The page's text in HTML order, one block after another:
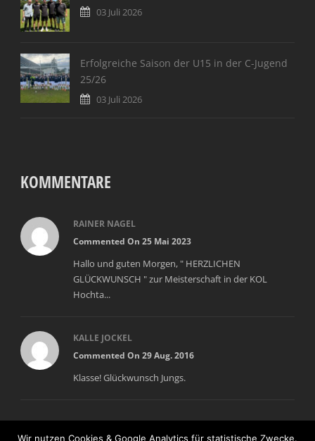
03 Juli 2026
Erfolgreiche Saison der U15 in der C-Jugend
25/26
03 Juli 2026
KOMMENTARE
RAINER NAGEL
Commented On 25 Mai 2023
Hallo und guten Morgen, " HERZLICHEN
GLÜCKWUNSCH " zur Meisterschaft in der KOL
Hochta...
KALLE JOCKEL
Commented On 29 Aug. 2016
Klasse! Glückwunsch Jungs.
Wir nutzen Cookies & Google Analytics für statistische Zwecke.